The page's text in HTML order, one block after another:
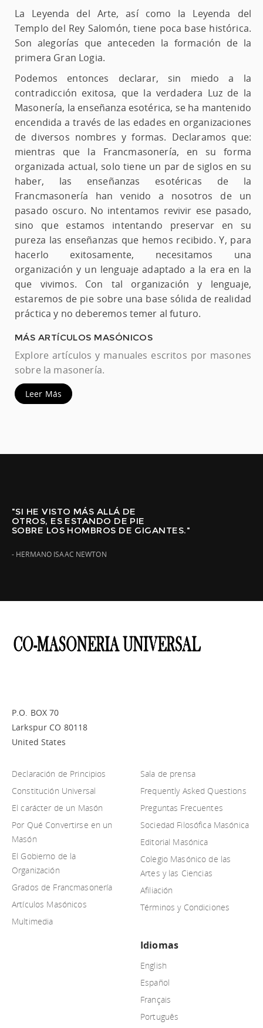
La Leyenda del Arte, así como la Leyenda del
Templo del Rey Salomón, tiene poca base histórica.
Son alegorías que anteceden la formación de la
primera Gran Logia.
Podemos entonces declarar, sin miedo a la
contradicción exitosa, que la verdadera Luz de la
Masonería, la enseñanza esotérica, se ha mantenido
encendida a través de las edades en organizaciones
de diversos nombres y formas. Declaramos que:
mientras que la Francmasonería, en su forma
organizada actual, solo tiene un par de siglos en su
haber, las enseñanzas esotéricas de la
Francmasonería han venido a nosotros de un
pasado oscuro. No intentamos revivir ese pasado,
sino que estamos intentando preservar en su
pureza las enseñanzas que hemos recibido. Y, para
hacerlo exitosamente, necesitamos una
organización y un lenguaje adaptado a la era en la
que vivimos. Con tal organización y lenguaje,
estaremos de pie sobre una base sólida de realidad
práctica y no deberemos temer al futuro.
MÁS ARTÍCULOS MASÓNICOS
Explore artículos y manuales escritos por masones
sobre la masonería.
Leer Más
"SI HE VISTO MÁS ALLÁ DE
OTROS, ES ESTANDO DE PIE
SOBRE LOS HOMBROS DE GIGANTES."
- HERMANO ISAAC NEWTON
P.O. BOX 70
Larkspur CO 80118
United States
Declaración de Principios
Constitución Universal
El carácter de un Masón
Por Qué Convertirse en un
Masón
El Gobierno de la
Organización
Grados de Francmasonería
Artículos Masónicos
Multimedia
Sala de prensa
Frequently Asked Questions
Preguntas Frecuentes
Sociedad Filosófica Masónica
Editorial Masónica
Colegio Masónico de las
Artes y las Ciencias
Afiliación
Términos y Condiciones
Idiomas
English
Español
Français
Português